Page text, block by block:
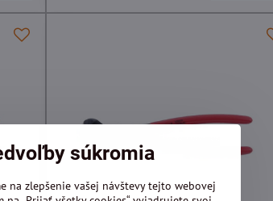
súkromia
na zlepšenie vašej návštevy tejto webovej